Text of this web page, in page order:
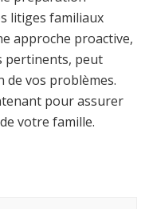
litiges familiaux
approche proactive,
pertinents, peut
vos problèmes.
pour assurer
votre famille.